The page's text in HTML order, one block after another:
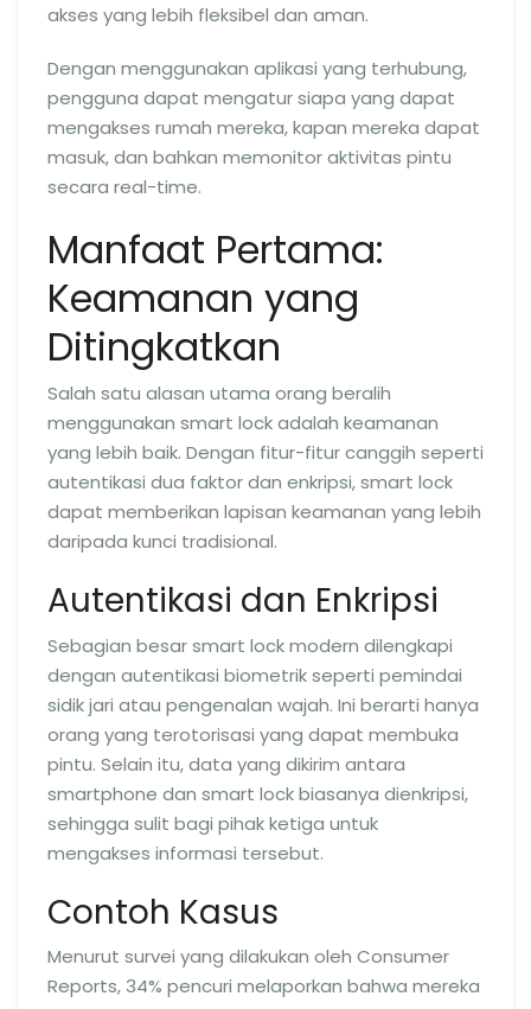
akses yang lebih fleksibel dan aman.
Dengan menggunakan aplikasi yang terhubung,
pengguna dapat mengatur siapa yang dapat
mengakses rumah mereka, kapan mereka dapat
masuk, dan bahkan memonitor aktivitas pintu
secara real-time.
Manfaat Pertama:
Keamanan yang
Ditingkatkan
Salah satu alasan utama orang beralih
menggunakan smart lock adalah keamanan
yang lebih baik. Dengan fitur-fitur canggih seperti
autentikasi dua faktor dan enkripsi, smart lock
dapat memberikan lapisan keamanan yang lebih
daripada kunci tradisional.
Autentikasi dan Enkripsi
Sebagian besar smart lock modern dilengkapi
dengan autentikasi biometrik seperti pemindai
sidik jari atau pengenalan wajah. Ini berarti hanya
orang yang terotorisasi yang dapat membuka
pintu. Selain itu, data yang dikirim antara
smartphone dan smart lock biasanya dienkripsi,
sehingga sulit bagi pihak ketiga untuk
mengakses informasi tersebut.
Contoh Kasus
Menurut survei yang dilakukan oleh Consumer
Reports, 34% pencuri melaporkan bahwa mereka